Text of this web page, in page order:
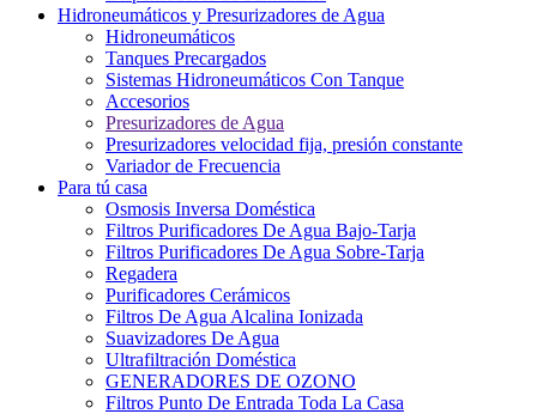
Hidroneumáticos y Presurizadores de Agua
Hidroneumáticos
Tanques Precargados
Sistemas Hidroneumáticos Con Tanque
Accesorios
Presurizadores de Agua
Presurizadores velocidad fija, presión constante
Variador de Frecuencia
Para tú casa
Osmosis Inversa Doméstica
Filtros Purificadores De Agua Bajo-Tarja
Filtros Purificadores De Agua Sobre-Tarja
Regadera
Purificadores Cerámicos
Filtros De Agua Alcalina Ionizada
Suavizadores De Agua
Ultrafiltración Doméstica
GENERADORES DE OZONO
Filtros Punto De Entrada Toda La Casa